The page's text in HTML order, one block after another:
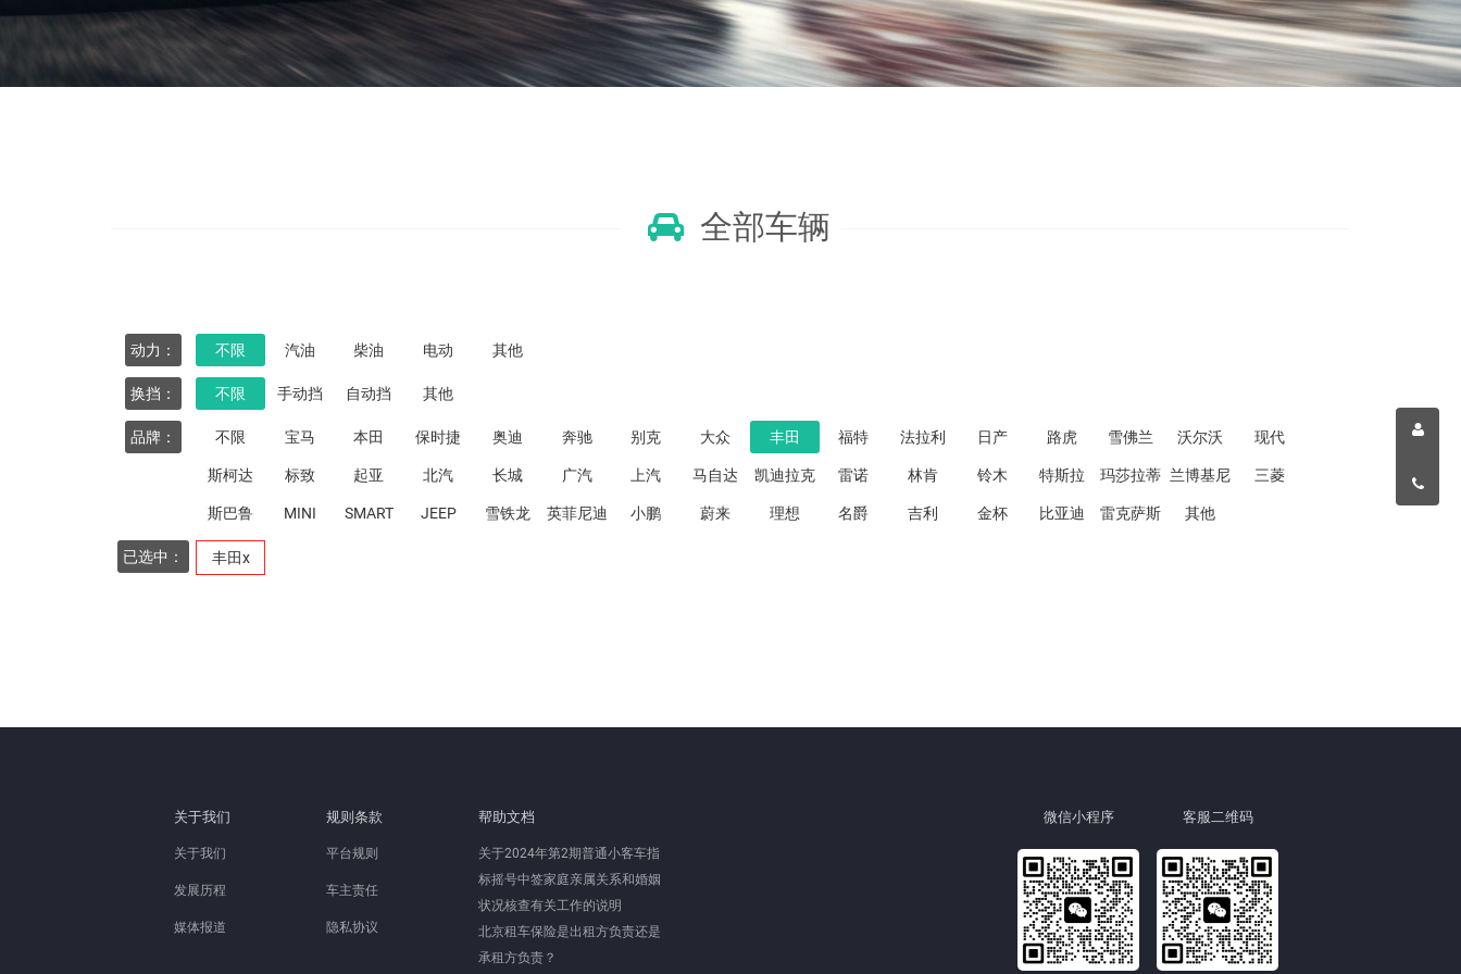
全部车辆
动力： 不限 汽油 柴油 电动 其他
换挡： 不限 手动挡 自动挡 其他
品牌： 不限 宝马 本田 保时捷 奥迪 奔驰 别克 大众 丰田 福特 法拉利 日产 路虎 雪佛兰 沃尔沃 现代
斯柯达 标致 起亚 北汽 长城 广汽 上汽 马自达 凯迪拉克 雷诺 林肯 铃木 特斯拉 玛莎拉蒂 兰博基尼 三菱
斯巴鲁 MINI SMART JEEP 雪铁龙 英菲尼迪 小鹏 蔚来 理想 名爵 吉利 金杯 比亚迪 雷克萨斯 其他
已选中： 丰田x
关于我们
关于我们
发展历程
媒体报道
规则条款
平台规则
车主责任
隐私协议
帮助文档
关于2024年第2期普通小客车指
标摇号中签家庭亲属关系和婚姻
状况核查有关工作的说明
北京租车保险是出租方负责还是
承租方负责？
微信小程序 客服二维码